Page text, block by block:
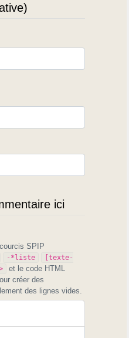
ici
SPIP
-*liste
[texte-
et le code HTML
créer des
des lignes vides.